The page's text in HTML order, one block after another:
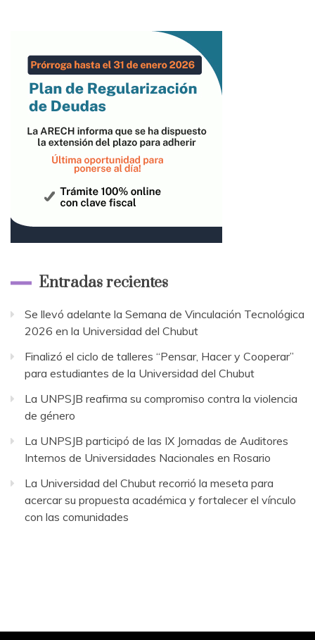
Entradas recientes
Se llevó adelante la Semana de Vinculación Tecnológica
2026 en la Universidad del Chubut
Finalizó el ciclo de talleres “Pensar, Hacer y Cooperar”
para estudiantes de la Universidad del Chubut
La UNPSJB reafirma su compromiso contra la violencia
de género
La UNPSJB participó de las IX Jornadas de Auditores
Internos de Universidades Nacionales en Rosario
La Universidad del Chubut recorrió la meseta para
acercar su propuesta académica y fortalecer el vínculo
con las comunidades